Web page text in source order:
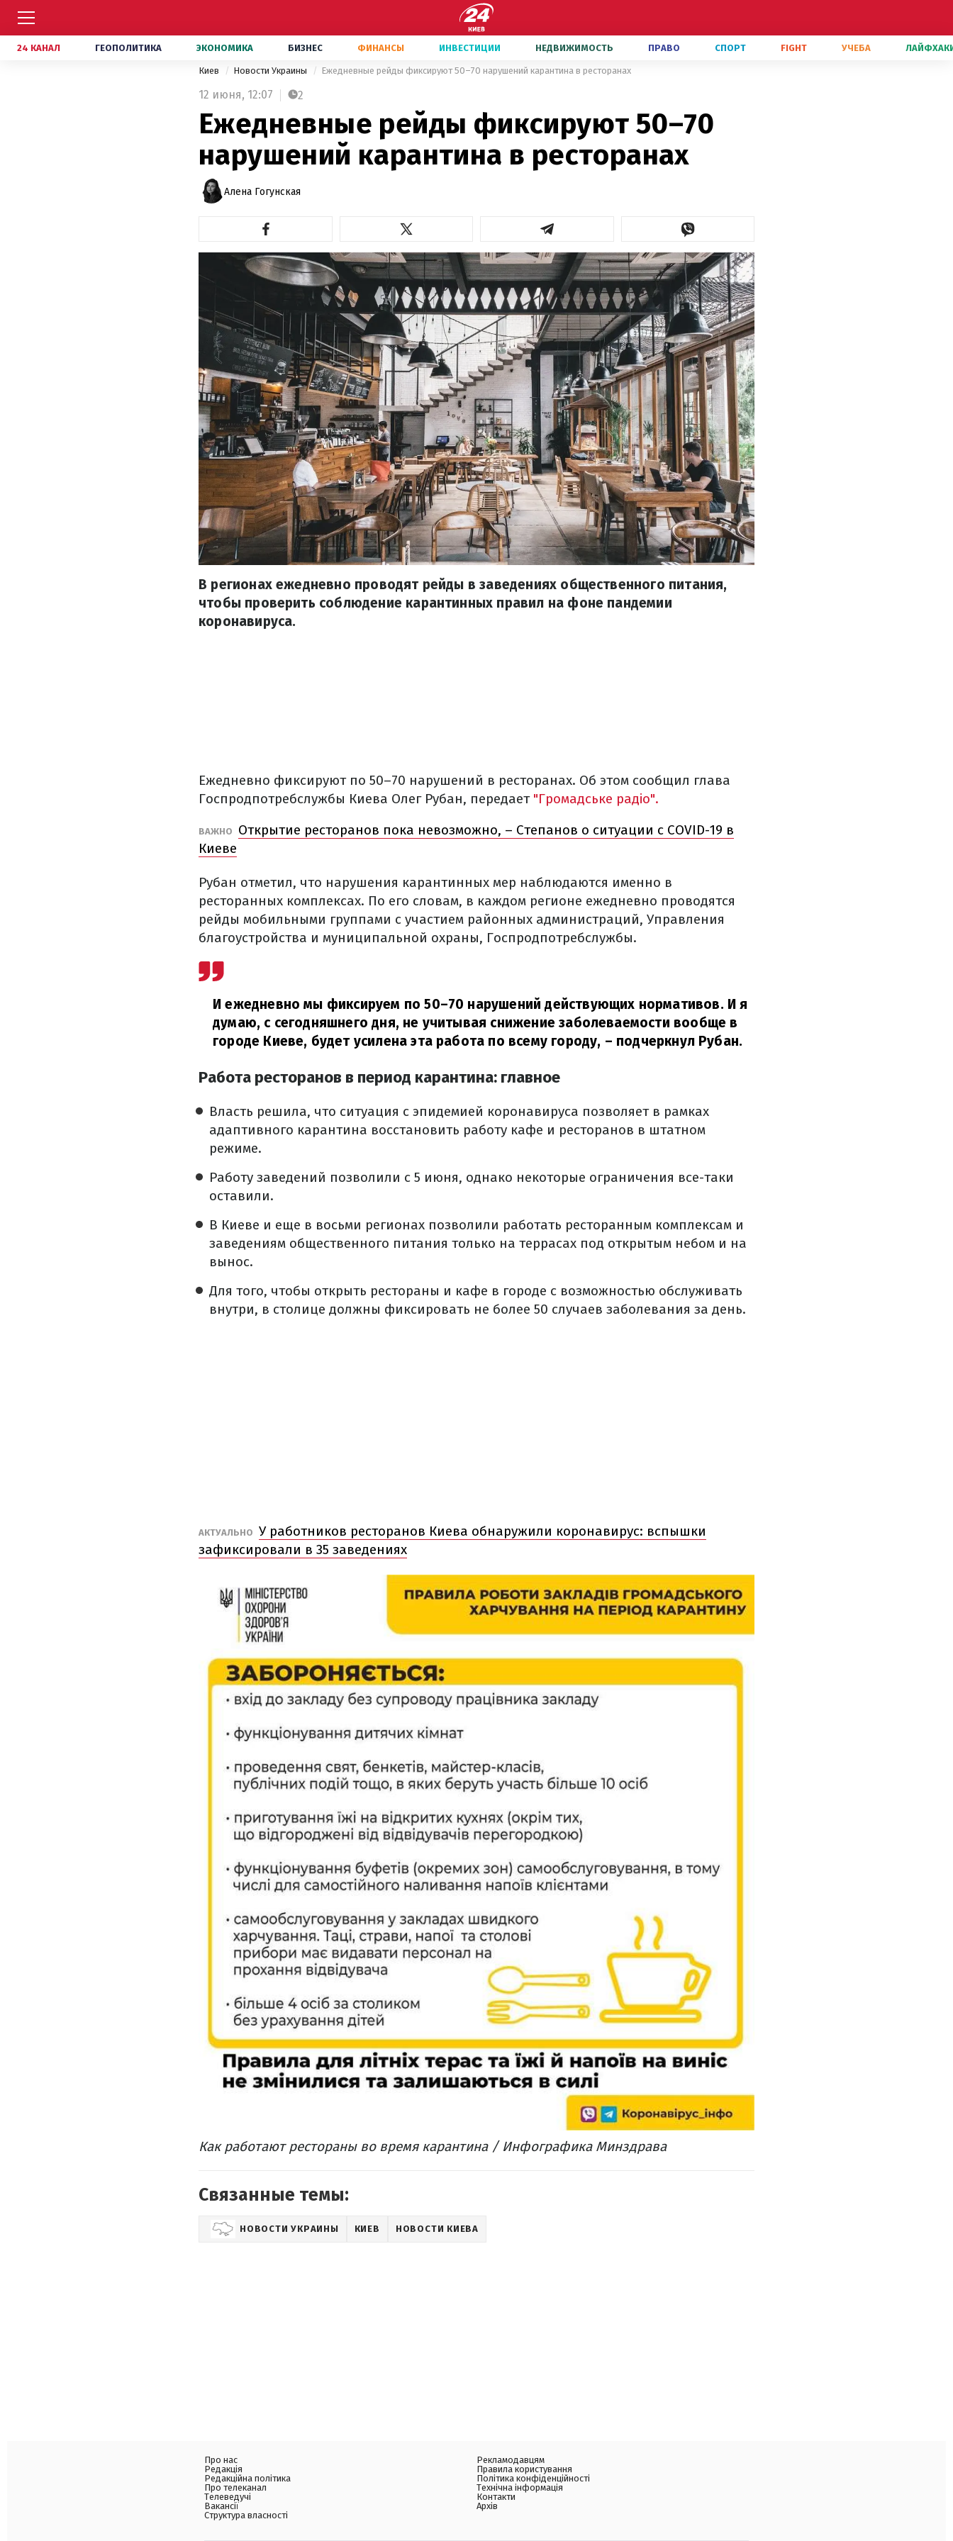
24 КАНАЛ ГЕОПОЛИТИКА ЭКОНОМИКА БИЗНЕС ФИНАНСЫ ИНВЕСТИЦИИ НЕДВИЖИМОСТЬ ПРАВО СПОРТ FIGHT УЧЕБА
Киев Новости Украины Ежедневные рейды фиксируют 50–70 нарушений карантина в ресторанах
12 июня, 12:07 2
Ежедневные рейды фиксируют 50–70
нарушений карантина в ресторанах
Алена Гогунская
В регионах ежедневно проводят рейды в заведениях общественного питания,
чтобы проверить соблюдение карантинных правил на фоне пандемии
коронавируса.
Ежедневно фиксируют по 50–70 нарушений в ресторанах. Об этом сообщил глава
Госпродпотребслужбы Киева Олег Рубан, передает"Громадське радіо".
ВАЖНО
Открытие ресторанов пока невозможно, – Степанов о ситуации с COVID-19 в
Киеве
Рубан отметил, что нарушения карантинных мер наблюдаются именно в
ресторанных комплексах. По его словам, в каждом регионе ежедневно проводятся
рейды мобильными группами с участием районных администраций, Управления
благоустройства и муниципальной охраны, Госпродпотребслужбы.
И ежедневно мы фиксируем по 50–70 нарушений действующих нормативов. И я
думаю, с сегодняшнего дня, не учитывая снижение заболеваемости вообще в
городе Киеве, будет усилена эта работа по всему городу, – подчеркнул Рубан.
Работа ресторанов в период карантина: главное
Власть решила, что ситуация с эпидемией коронавируса позволяет в рамках
адаптивного карантина восстановить работу кафе и ресторанов в штатном
режиме.
Работу заведений позволили с 5 июня, однако некоторые ограничения все-таки
оставили.
В Киеве и еще в восьми регионах позволили работать ресторанным комплексам и
заведениям общественного питания только на террасах под открытым небом и на
вынос.
Для того, чтобы открыть рестораны и кафе в городе с возможностью обслуживать
внутри, в столице должны фиксировать не более 50 случаев заболевания за день.
АКТУАЛЬНО У работников ресторанов Киева обнаружили коронавирус: вспышки
зафиксировали в 35 заведениях
Как работают рестораны во время карантина / Инфографика Минздрава
Связанные темы:
НОВОСТИ УКРАИНЫ КИЕВ НОВОСТИ КИЕВА
Про нас
Редакція
Редакційна політика
Про телеканал
Телеведучі
Вакансії
Структура власності
Рекламодавцям
Правила користування
Політика конфіденційності
Технічна інформація
Контакти
Архів